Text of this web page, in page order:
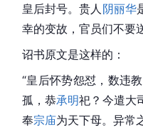
皇后封号。贵人 阴丽华
幸的变故，官员们不要
诏书原文是这样的：
“皇后怀势怨怼，数违
孤，恭承明祀？今遣大
奉宗庙为天下母。异常